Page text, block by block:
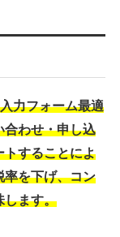
力フォーム最適
合わせ・申し込
トすることによ
率を下げ、コン
します。